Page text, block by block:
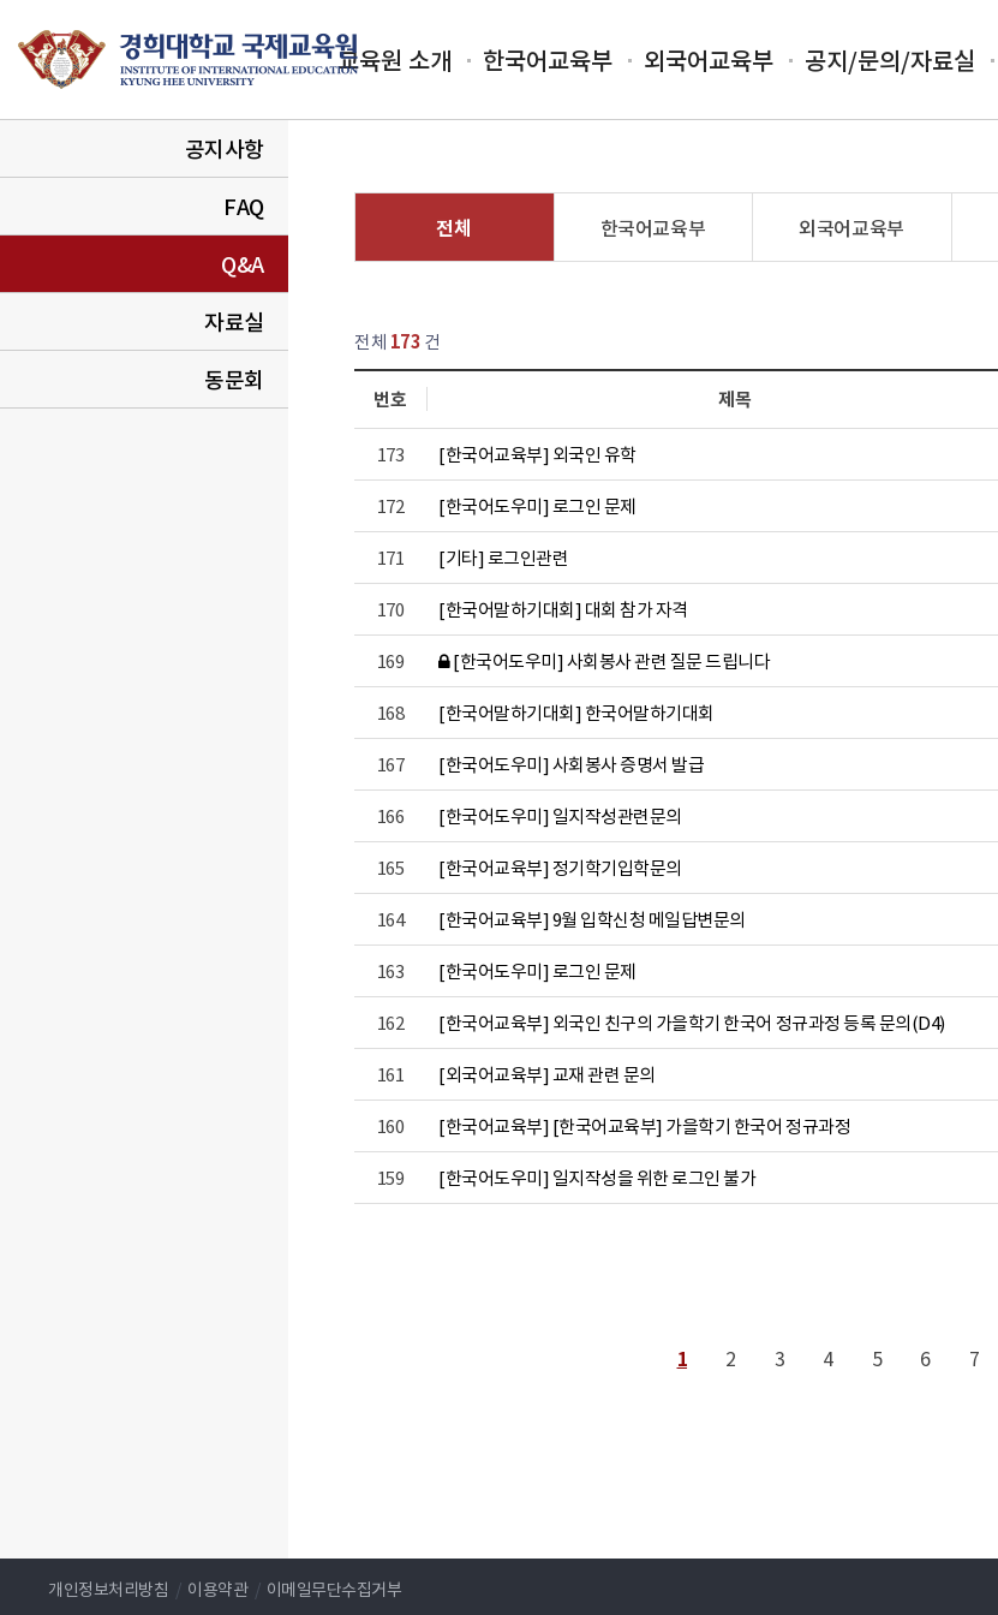
교육원 소개 한국어교육부 외국어교육부 공지/문의/자료실
공지사항
FAQ
Q&A
자료실
동문회
전체 한국어교육부 외국어교육부
전체 173건
번호 제목
173 [한국어교육부] 외국인 유학
172
[한국어도우미] 로그인 문제
171
[기타] 로그인관련
170
[한국어말하기대회] 대회 참가 자격
169
[한국어도우미] 사회봉사 관련 질문 드립니다
168
[한국어말하기대회] 한국어말하기대회
167
[한국어도우미] 사회봉사 증명서 발급
166
[한국어도우미] 일지작성관련문의
165
[한국어교육부] 정기학기입학문의
164
[한국어교육부] 9월 입학신청 메일답변문의
163
[한국어도우미] 로그인 문제
162
[한국어교육부] 외국인 친구의 가을학기 한국어 정규과정 등록 문의(D4)
161
[외국어교육부] 교재 관련 문의
160
[한국어교육부] [한국어교육부] 가을학기 한국어 정규과정
159
[한국어도우미] 일지작성을 위한 로그인 불가
1 2 3 4 5 6 7
개인정보처리방침 / 이용약관 / 이메일무단수집거부